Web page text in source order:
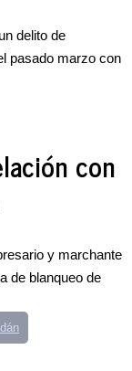
delito de
pasado marzo con
con
y marchante
de blanqueo de